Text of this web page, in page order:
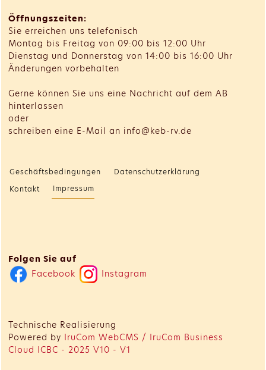
Öffnungszeiten:
Sie erreichen uns telefonisch
Montag bis Freitag von 09:00 bis 12:00 Uhr
Dienstag und Donnerstag von 14:00 bis 16:00 Uhr
Änderungen vorbehalten
Gerne können Sie uns eine Nachricht auf dem AB
hinterlassen
oder
schreiben eine E-Mail an info@keb-rv.de
Geschäftsbedingungen
Datenschutzerklärung
Kontakt
Impressum
Folgen Sie auf
Facebook
Instagram
Technische Realisierung
Powered by IruCom WebCMS / IruCom Business
Cloud ICBC - 2025 V10 - V1